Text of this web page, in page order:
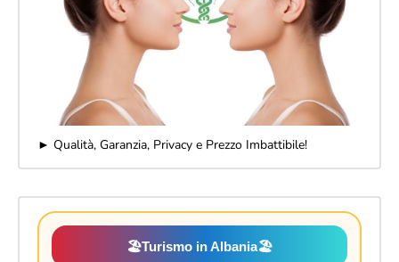
► Qualità, Garanzia, Privacy e Prezzo Imbattibile!
🏖️Turismo in Albania🏖️